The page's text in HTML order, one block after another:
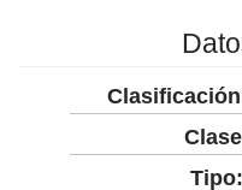
Tipo: